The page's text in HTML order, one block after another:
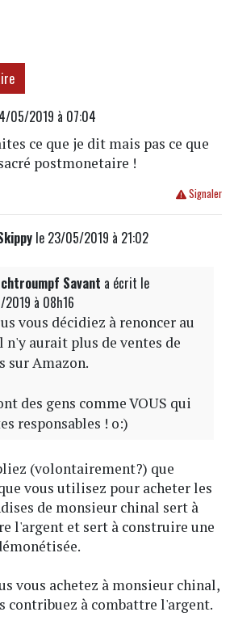
05/2019 à 07:04
ce que je dit mais pas ce que
postmonetaire !
Signaler
le 23/05/2019 à 21:02
Savant a écrit le
à 08h16
vous décidiez à renoncer au
aurait plus de ventes de
sur Amazon.
des gens comme VOUS qui
responsables ! o:)
(volontairement?) que
vous utilisez pour acheter les
de monsieur chinal sert à
l'argent et sert à construire une
vous achetez à monsieur chinal,
contribuez à combattre l'argent.